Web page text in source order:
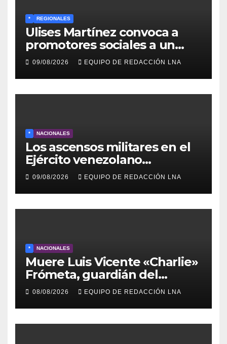
* REGIONALES
Ulises Martínez convoca a
promotores sociales a un
encuentro estratégico este
lunes en Barcelona en contra
de los apagones y malos
servicios
09/08/2026 EQUIPO DE REDACCIÓN LNA
* NACIONALES
Los ascensos militares en el
Ejército venezolano
refuerzan el control político y
operativo de la Fuerza
Armada
09/08/2026 EQUIPO DE REDACCIÓN LNA
* NACIONALES
Muere Luis Vicente «Charlie»
Frómeta, guardián del
legado musical de la Billo’s
Caracas Boys
08/08/2026 EQUIPO DE REDACCIÓN LNA